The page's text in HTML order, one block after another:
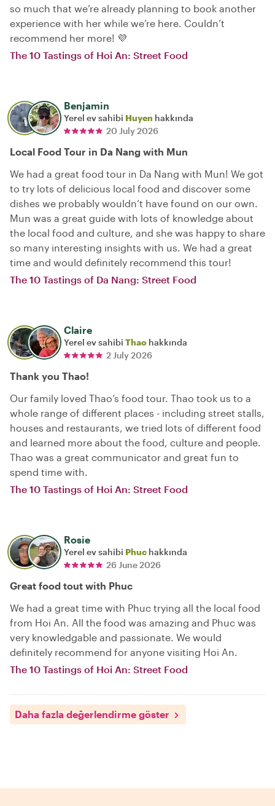
so much that we’re already planning to book another
experience with her while we’re here. Couldn’t
recommend her more! 💜
The 10 Tastings of Hoi An: Street Food
Benjamin
Yerel ev sahibi Huyen hakkında
20 July 2026
Local Food Tour in Da Nang with Mun
We had a great food tour in Da Nang with Mun! We got
to try lots of delicious local food and discover some
dishes we probably wouldn’t have found on our own.
Mun was a great guide with lots of knowledge about
the local food and culture, and she was happy to share
so many interesting insights with us. We had a great
time and would definitely recommend this tour!
The 10 Tastings of Da Nang: Street Food
Claire
Yerel ev sahibi Thao hakkında
2 July 2026
Thank you Thao!
Our family loved Thao’s food tour. Thao took us to a
whole range of different places - including street stalls,
houses and restaurants, we tried lots of different food
and learned more about the food, culture and people.
Thao was a great communicator and great fun to
spend time with.
The 10 Tastings of Hoi An: Street Food
Rosie
Yerel ev sahibi Phuc hakkında
26 June 2026
Great food tout with Phuc
We had a great time with Phuc trying all the local food
from Hoi An. All the food was amazing and Phuc was
very knowledgable and passionate. We would
definitely recommend for anyone visiting Hoi An.
The 10 Tastings of Hoi An: Street Food
Daha fazla değerlendirme göster